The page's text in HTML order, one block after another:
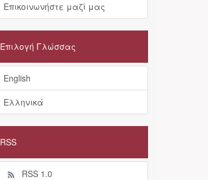
Επικοινωνήστε μαζί μας
Επιλογή Γλώσσας
English
Ελληνικά
RSS
RSS 1.0